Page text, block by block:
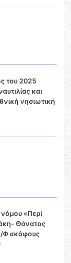
του 2025
και
νησιωτική
«Περί
Θάνατος
Φ σκάφους